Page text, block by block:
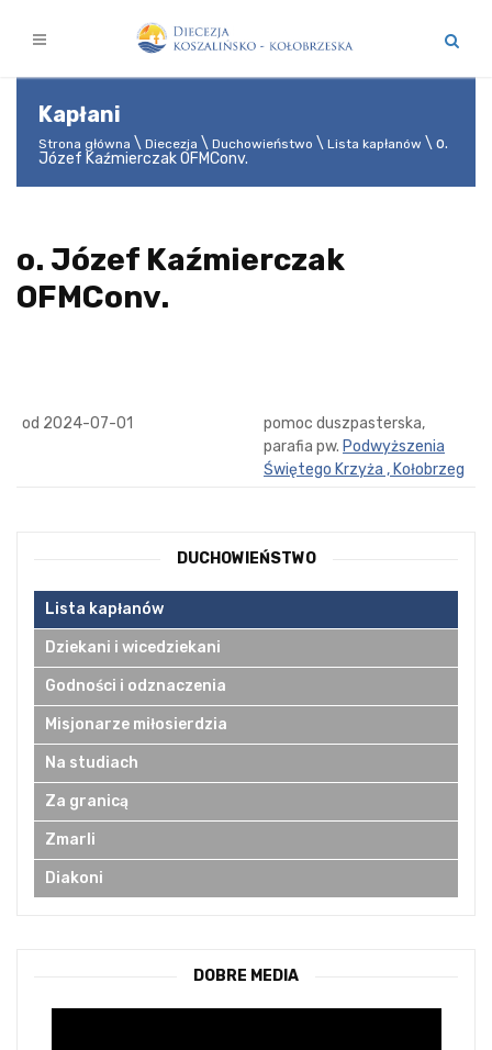
Kapłani
Strona główna Diecezja Duchowieństwo Lista kapłanów
o.
Józef Kaźmierczak OFMConv.
o. Józef Kaźmierczak
OFMConv.
od 2024-07-01
pomoc duszpasterska,
parafia pw. Podwyższenia
Świętego Krzyża , Kołobrzeg
DUCHOWIEŃSTWO
Lista kapłanów
Dziekani i wicedziekani
Godności i odznaczenia
Misjonarze miłosierdzia
Na studiach
Za granicą
Zmarli
Diakoni
DOBRE MEDIA